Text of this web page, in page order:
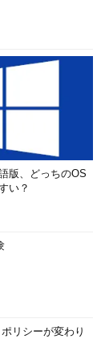
版、どっちのOS
い？
リシーが変わり